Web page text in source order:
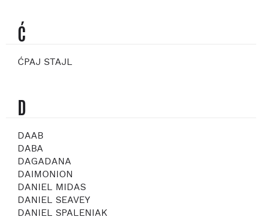
Ć
ĆPAJ STAJL
D
DAAB
DABA
DAGADANA
DAIMONION
DANIEL MIDAS
DANIEL SEAVEY
DANIEL SPALENIAK